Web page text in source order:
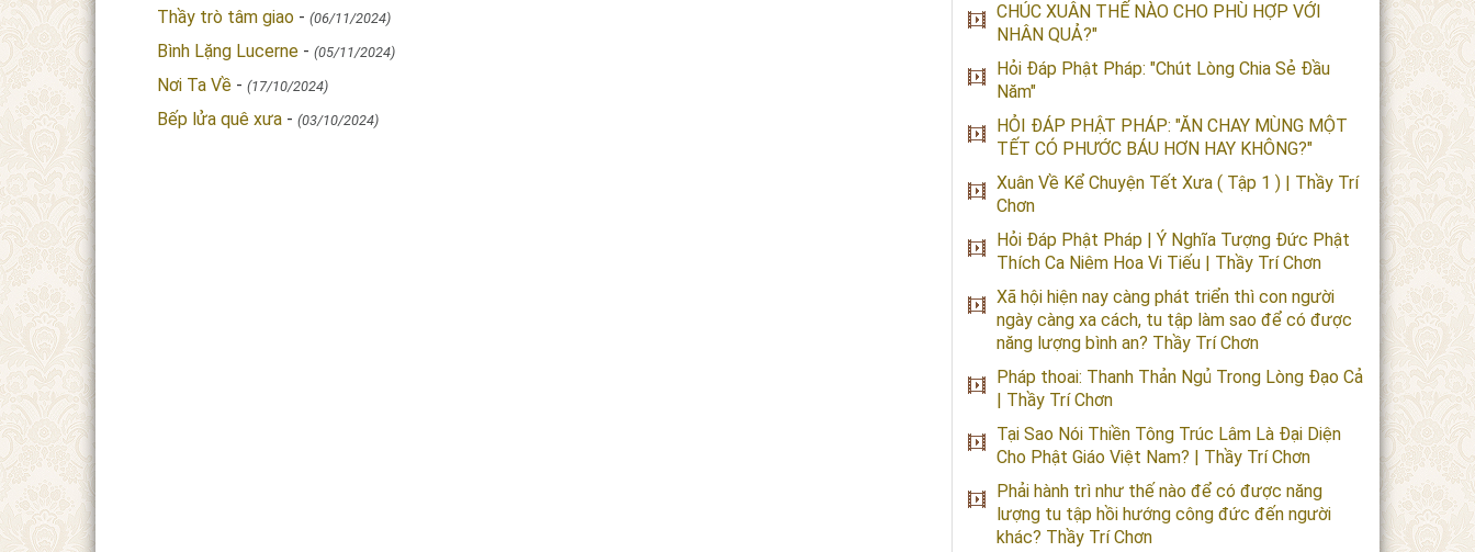
Thầy trò tâm giao - (06/11/2024)
Bình Lặng Lucerne - (05/11/2024)
Nơi Ta Về - (17/10/2024)
Bếp lửa quê xưa - (03/10/2024)
CHÚC XUÂN THẾ NÀO CHO PHÙ HỢP VỚI
NHÂN QUẢ?"
Hỏi Đáp Phật Pháp: "Chút Lòng Chia Sẻ Đầu
Năm"
HỎI ĐÁP PHẬT PHÁP: "ĂN CHAY MÙNG MỘT
TẾT CÓ PHƯỚC BÁU HƠN HAY KHÔNG?"
Xuân Về Kể Chuyện Tết Xưa ( Tập 1 ) | Thầy Trí
Chơn
Hỏi Đáp Phật Pháp | Ý Nghĩa Tượng Đức Phật
Thích Ca Niêm Hoa Vi Tiếu | Thầy Trí Chơn
Xã hội hiện nay càng phát triển thì con người
ngày càng xa cách, tu tập làm sao để có được
năng lượng bình an? Thầy Trí Chơn
Pháp thoai: Thanh Thản Ngủ Trong Lòng Đạo Cả
| Thầy Trí Chơn
Tại Sao Nói Thiền Tông Trúc Lâm Là Đại Diện
Cho Phật Giáo Việt Nam? | Thầy Trí Chơn
Phải hành trì như thế nào để có được năng
lượng tu tập hồi hướng công đức đến người
khác? Thầy Trí Chơn